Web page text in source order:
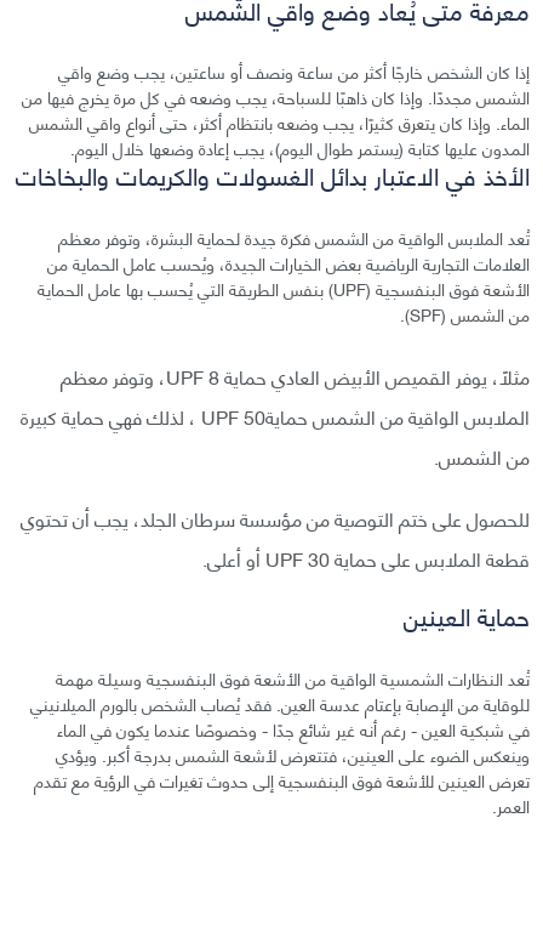
إذا كان الشخص خارجًا أكثر من ساعة ونصف أو ساعتين، يجب وضع واقي
الشمس مجددًا. وإذا كان ذاهبًا للسباحة، يجب وضعه في كل مرة يخرج فيها من
الماء. وإذا كان يتعرق كثيرًا، يجب وضعه بانتظام أكثر، حتى أنواع واقي الشمس
المدون عليها كتابة (يستمر طوال اليوم)، يجب إعادة وضعها خلال اليوم.
الأخذ في الاعتبار بدائل الغسولات والكريمات والبخاخات
تُعد الملابس الواقية من الشمس فكرة جيدة لحماية البشرة، وتوفر معظم
العلامات التجارية الرياضية بعض الخيارات الجيدة، ويُحسب عامل الحماية من
الأشعة فوق البنفسجية (UPF) بنفس الطريقة التي يُحسب بها عامل الحماية
من الشمس (SPF).
مثلًا، يوفر القميص الأبيض العادي حماية 8 UPF، وتوفر معظم
الملابس الواقية من الشمس حماية50 UPF ، لذلك فهي حماية كبيرة
من الشمس.
للحصول على ختم التوصية من مؤسسة سرطان الجلد، يجب أن تحتوي
قطعة الملابس على حماية 30 UPF أو أعلى.
حماية العينين
تُعد النظارات الشمسية الواقية من الأشعة فوق البنفسجية وسيلة مهمة
للوقاية من الإصابة بإعتام عدسة العين. فقد يُصاب الشخص بالورم الميلانيني
في شبكية العين - رغم أنه غير شائع جدًا - وخصوصًا عندما يكون في الماء
وينعكس الضوء على العينين، فتتعرض لأشعة الشمس بدرجة أكبر. ويؤدي
تعرض العينين للأشعة فوق البنفسجية إلى حدوث تغيرات في الرؤية مع تقدم
العمر.